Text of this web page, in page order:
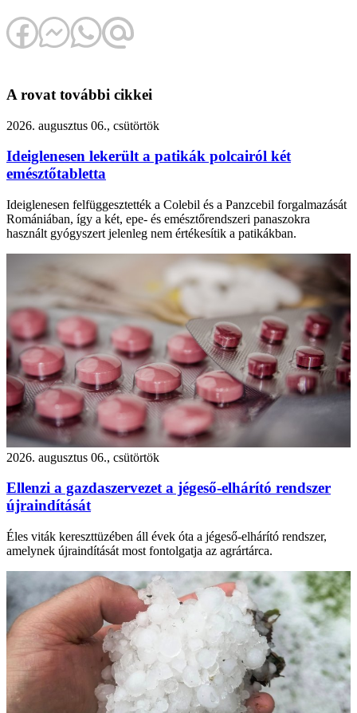
A rovat további cikkei
2026. augusztus 06., csütörtök
Ideiglenesen lekerült a patikák polcairól két
emésztőtabletta
Ideiglenesen felfüggesztették a Colebil és a Panzcebil forgalmazását
Romániában, így a két, epe- és emésztőrendszeri panaszokra
használt gyógyszert jelenleg nem értékesítik a patikákban.
2026. augusztus 06., csütörtök
Ellenzi a gazdaszervezet a jégeső-elhárító rendszer
újraindítását
Éles viták kereszttüzében áll évek óta a jégeső-elhárító rendszer,
amelynek újraindítását most fontolgatja az agrártárca.